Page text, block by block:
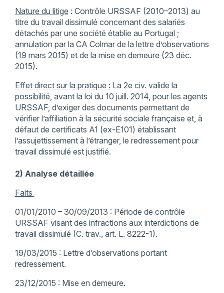
Nature du litige : Contrôle URSSAF (2010–2013) au
titre du travail dissimulé concernant des salariés
détachés par une société établie au Portugal ;
annulation par la CA Colmar de la lettre d’observations
(19 mars 2015) et de la mise en demeure (23 déc.
2015).
Effet direct sur la pratique : La 2e civ. valide la
possibilité, avant la loi du 10 juill. 2014, pour les agents
URSSAF, d’exiger des documents permettant de
vérifier l’affiliation à la sécurité sociale française et, à
défaut de certificats A1 (ex-E101) établissant
l’assujettissement à l’étranger, le redressement pour
travail dissimulé est justifié.
2) Analyse détaillée
Faits
01/01/2010 – 30/09/2013 : Période de contrôle
URSSAF visant des infractions aux interdictions de
travail dissimulé (C. trav., art. L. 8222-1).
19/03/2015 : Lettre d’observations portant
redressement.
23/12/2015 : Mise en demeure.